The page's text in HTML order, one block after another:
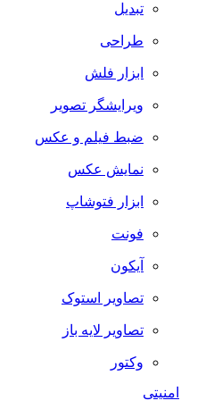
تبدیل
طراحی
ابزار فلش
ویرایشگر تصویر
ضبط فيلم و عكس
نمایش عکس
ابزار فتوشاپ
فونت
آیکون
تصاویر استوک
تصاویر لایه باز
وکتور
امنیتی